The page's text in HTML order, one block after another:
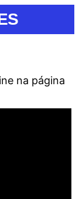
na página